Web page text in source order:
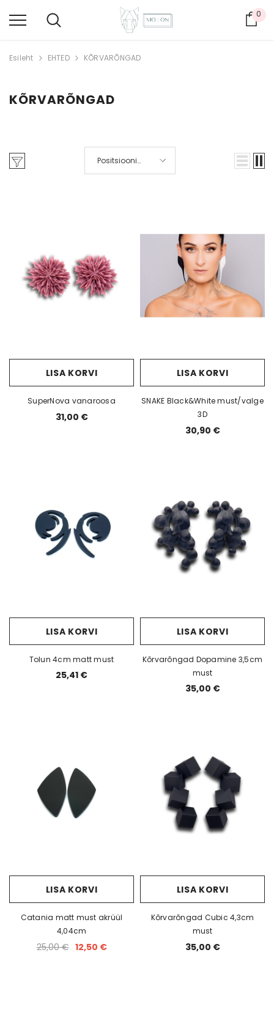
0
Esileht EHTED KÕRVARÕNGAD
KÕRVARÕNGAD
Positsiooni
LISA KORVI
SuperNova vanaroosa
31,00 €
LISA KORVI
SNAKE Black&White must/valge
3D
30,90 €
LISA KORVI
Tolun 4cm matt must
25,41 €
LISA KORVI
Kõrvarõngad Dopamine 3,5cm
must
35,00 €
LISA KORVI
Catania matt must akrüül
4,04cm
25,00 € 12,50 €
LISA KORVI
Kõrvarõngad Cubic 4,3cm
must
35,00 €
Cuo 5cm valge
Kõrvarõngad Dopamine 3,5cm
must